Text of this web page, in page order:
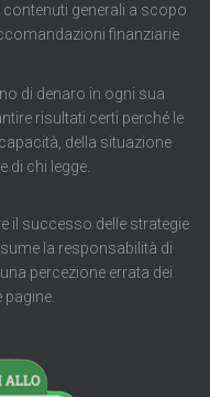
generali a scopo
finanziarie
di denaro in ogni sua
risultati certi perché le
della situazione
di chi legge.
il successo delle strategie
la responsabilità di
percezione errata dei